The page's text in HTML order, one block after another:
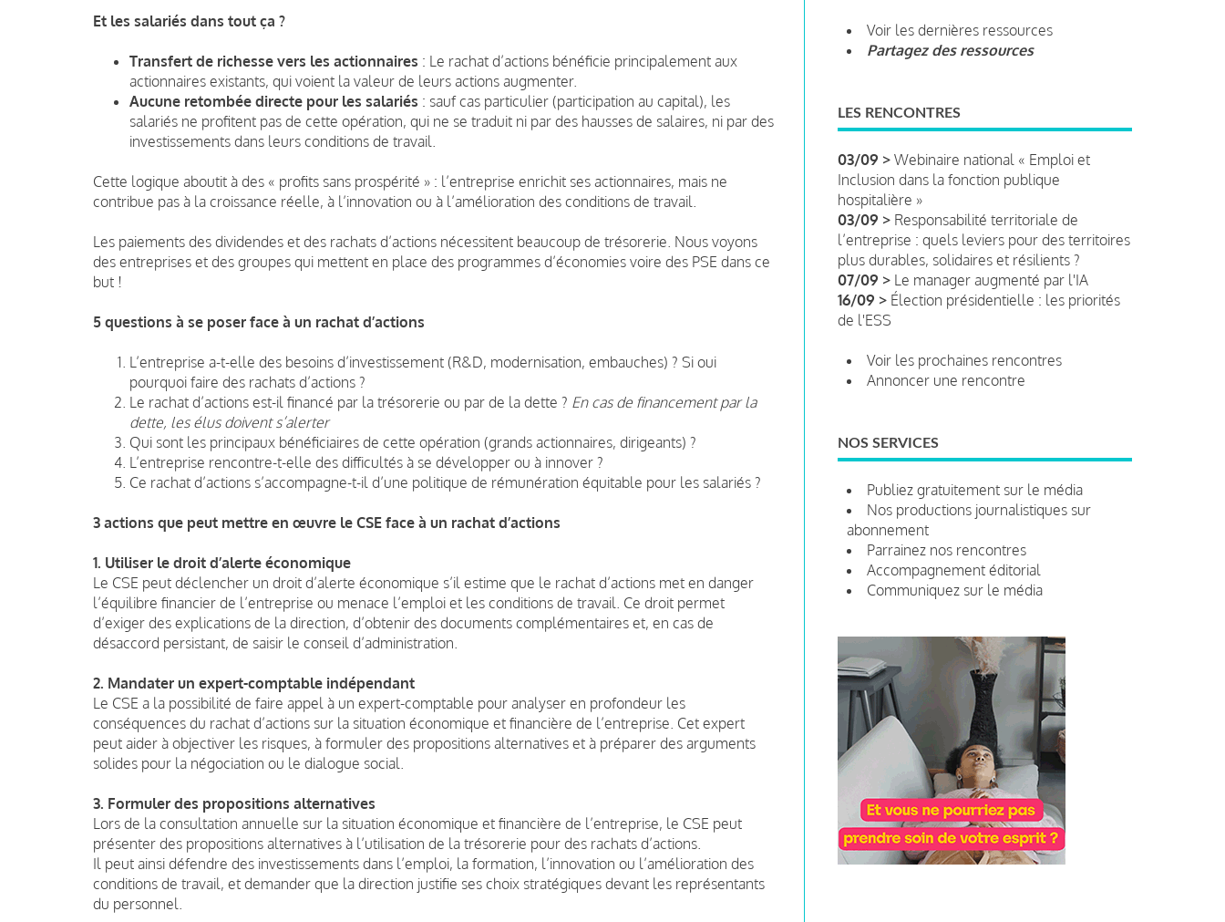
Et les salariés dans tout ça ?
Transfert de richesse vers les actionnaires : Le rachat d’actions bénéficie principalement aux
actionnaires existants, qui voient la valeur de leurs actions augmenter.
Aucune retombée directe pour les salariés : sauf cas particulier (participation au capital), les
salariés ne profitent pas de cette opération, qui ne se traduit ni par des hausses de salaires, ni par des
investissements dans leurs conditions de travail.
Cette logique aboutit à des « profits sans prospérité » : l’entreprise enrichit ses actionnaires, mais ne
contribue pas à la croissance réelle, à l’innovation ou à l’amélioration des conditions de travail.
Les paiements des dividendes et des rachats d’actions nécessitent beaucoup de trésorerie. Nous voyons
des entreprises et des groupes qui mettent en place des programmes d’économies voire des PSE dans ce
but !
5 questions à se poser face à un rachat d’actions
L’entreprise a-t-elle des besoins d’investissement (R&D, modernisation, embauches) ? Si oui
pourquoi faire des rachats d’actions ?
Le rachat d’actions est-il financé par la trésorerie ou par de la dette ? En cas de financement par la
dette, les élus doivent s’alerter
Qui sont les principaux bénéficiaires de cette opération (grands actionnaires, dirigeants) ?
L’entreprise rencontre-t-elle des difficultés à se développer ou à innover ?
Ce rachat d’actions s’accompagne-t-il d’une politique de rémunération équitable pour les salariés ?
3 actions que peut mettre en œuvre le CSE face à un rachat d’actions
1. Utiliser le droit d’alerte économique
Le CSE peut déclencher un droit d’alerte économique s’il estime que le rachat d’actions met en danger
l’équilibre financier de l’entreprise ou menace l’emploi et les conditions de travail. Ce droit permet
d’exiger des explications de la direction, d’obtenir des documents complémentaires et, en cas de
désaccord persistant, de saisir le conseil d’administration.
2. Mandater un expert-comptable indépendant
Le CSE a la possibilité de faire appel à un expert-comptable pour analyser en profondeur les
conséquences du rachat d’actions sur la situation économique et financière de l’entreprise. Cet expert
peut aider à objectiver les risques, à formuler des propositions alternatives et à préparer des arguments
solides pour la négociation ou le dialogue social.
3. Formuler des propositions alternatives
Lors de la consultation annuelle sur la situation économique et financière de l’entreprise, le CSE peut
présenter des propositions alternatives à l’utilisation de la trésorerie pour des rachats d’actions.
Il peut ainsi défendre des investissements dans l’emploi, la formation, l’innovation ou l’amélioration des
conditions de travail, et demander que la direction justifie ses choix stratégiques devant les représentants
du personnel.
Voir les dernières ressources
Partagez des ressources
LES RENCONTRES
03/09 > Webinaire national « Emploi et
Inclusion dans la fonction publique
hospitalière »
03/09 > Responsabilité territoriale de
l’entreprise : quels leviers pour des territoires
plus durables, solidaires et résilients ?
07/09 > Le manager augmenté par l'IA
16/09 > Élection présidentielle : les priorités
de l'ESS
Voir les prochaines rencontres
Annoncer une rencontre
NOS SERVICES
Publiez gratuitement sur le média
Nos productions journalistiques sur
abonnement
Parrainez nos rencontres
Accompagnement éditorial
Communiquez sur le média